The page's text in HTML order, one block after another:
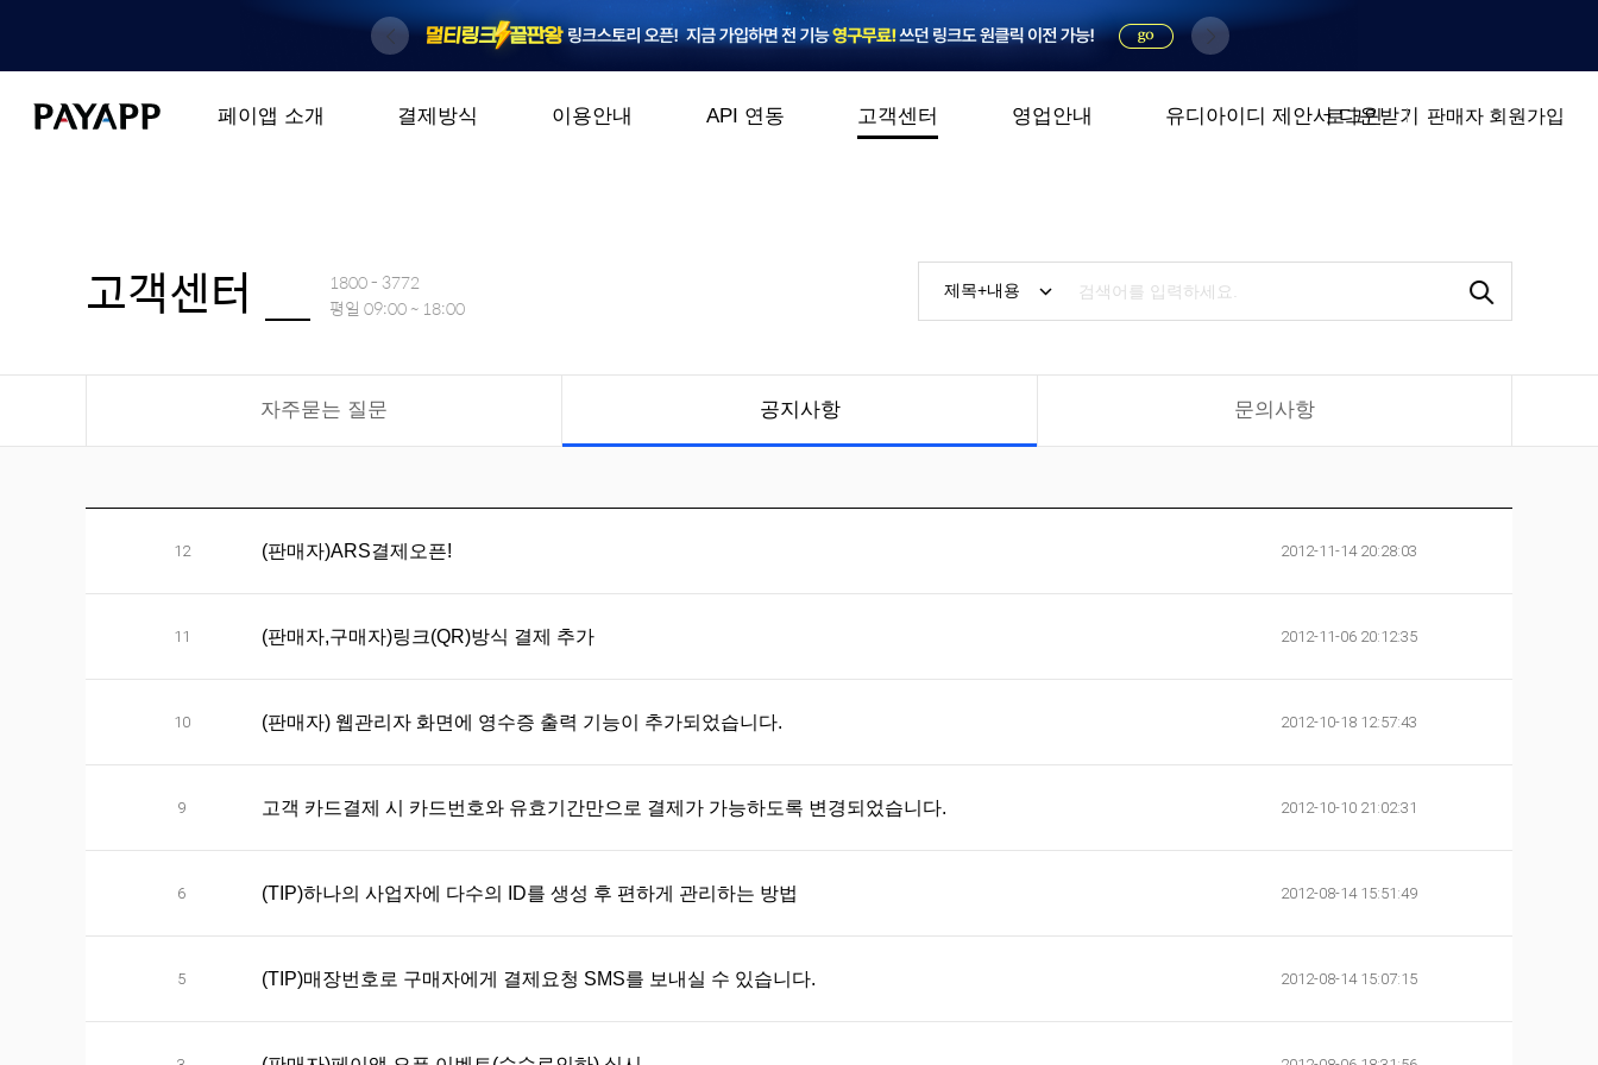
페이앱 소개 결제방식 이용안내 API 연동 고객센터 영업안내 유디아이디 제안서 다운받기
로그인 판매자 회원가입
고객센터
1800 - 3772
평일 09:00 ~ 18:00
자주묻는 질문 공지사항 문의사항
12 (판매자)ARS결제오픈! 2012-11-14 20:28:03
11 (판매자,구매자)링크(QR)방식 결제 추가 2012-11-06 20:12:35
10 (판매자) 웹관리자 화면에 영수증 출력 기능이 추가되었습니다. 2012-10-18 12:57:43
9 고객 카드결제 시 카드번호와 유효기간만으로 결제가 가능하도록 변경되었습니다. 2012-10-10 21:02:31
6 (TIP)하나의 사업자에 다수의 ID를 생성 후 편하게 관리하는 방법 2012-08-14 15:51:49
5 (TIP)매장번호로 구매자에게 결제요청 SMS를 보내실 수 있습니다. 2012-08-14 15:07:15